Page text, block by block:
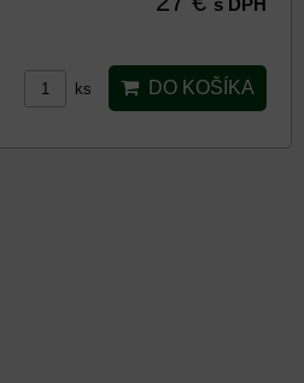
s DPH
ks DO KOŠÍKA